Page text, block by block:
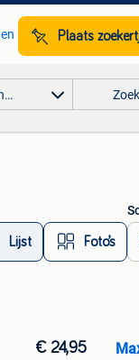
Plaats
Zoek
Lijst Foto’s
€ 24,95